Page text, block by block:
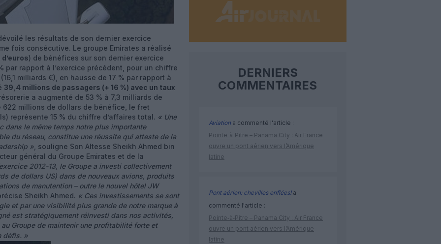
les résultats de son dernier exercice
fois consécutive. Le groupe Emirates a réalisé
) de bénéfices sur son dernier exercice
par rapport à l’exercice précédent, pour un chiffre
milliards €), en hausse de 17 % par rapport à
39,4 millions de passagers (+ 16 %) avec un taux
a augmenté de 53 % à 7,3 milliards de
622 millions de dollars de bénéfice, le fret
représente 15 % du chiffre d’affaires total. « Une
dans le même temps notre plus importante
du réseau, constitue une réussite qui atteste de la
» , souligne Son Altesse Sheikh Ahmed bin
général du Groupe Emirates et de la
2012-13, le Groupe a investi collectivement
de dollars US) dans de nouveaux avions, produits
de manutention – outre le nouvel hôtel JW
Sheikh Ahmed. « Ces investissements se sont
et par une visibilité plus grande de notre marque à
est stratégiquement réinvesti dans nos activités,
Groupe de maintenir une profitabilité forte et
défis. »
DERNIERS
COMMENTAIRES
Aviation a commenté l'article :
Pointe‑à‑Pitre – Panama City : Air France
ouvre un pont aérien vers l’Amérique
latine
Pont aérien: chevilles enflées!a
commenté l'article :
Pointe‑à‑Pitre – Panama City : Air France
ouvre un pont aérien vers l’Amérique
latine